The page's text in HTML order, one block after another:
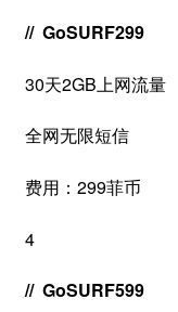
// GoSURF299
30天2GB上网流量
全网无限短信
费用：299菲币
4
// GoSURF599